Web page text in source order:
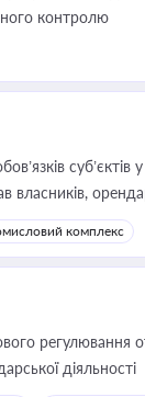
контролю
власників,
комплекс
регулювання
діяльності